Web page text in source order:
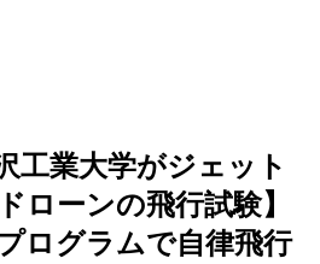
工業大学がジェット
ローンの飛行試験】
ログラムで自律飛行